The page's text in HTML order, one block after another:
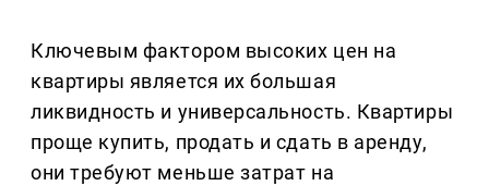
Ключевым фактором высоких цен на
квартиры является их большая
ликвидность и универсальность. Квартиры
проще купить, продать и сдать в аренду,
они требуют меньше затрат на